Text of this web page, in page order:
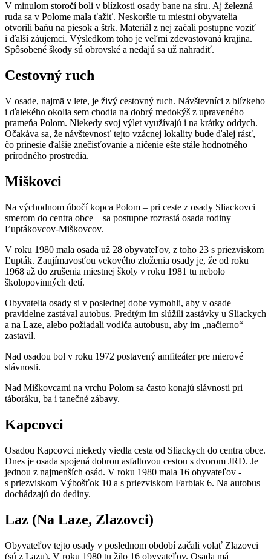
V minulom storočí boli v blízkosti osady bane na síru. Aj železná
ruda sa v Polome mala ťažiť. Neskoršie tu miestni obyvatelia
otvorili baňu na piesok a štrk. Materiál z nej začali postupne voziť
i ďalší záujemci. Výsledkom toho je veľmi zdevastovaná krajina.
Spôsobené škody sú obrovské a nedajú sa už nahradiť.
Cestovný ruch
V osade, najmä v lete, je živý cestovný ruch. Návštevníci z blízkeho
i ďalekého okolia sem chodia na dobrý medokýš z upraveného
prameňa Polom. Niekedy svoj výlet využívajú i na krátky oddych.
Očakáva sa, že návštevnosť tejto vzácnej lokality bude ďalej rásť,
čo prinesie ďalšie znečisťovanie a ničenie ešte stále hodnotného
prírodného prostredia.
Miškovci
Na východnom úbočí kopca Polom – pri ceste z osady Sliackovci
smerom do centra obce – sa postupne rozrastá osada rodiny
Ľuptákovcov-Miškovcov.
V roku 1980 mala osada už 28 obyvateľov, z toho 23 s priezviskom
Ľupták. Zaujímavosťou vekového zloženia osady je, že od roku
1968 až do zrušenia miestnej školy v roku 1981 tu nebolo
školopovinných detí.
Obyvatelia osady si v poslednej dobe vymohli, aby v osade
pravidelne zastával autobus. Predtým im slúžili zastávky u Sliackych
a na Laze, alebo požiadali vodiča autobusu, aby im „načierno“
zastavil.
Nad osadou bol v roku 1972 postavený amfiteáter pre mierové
slávnosti.
Nad Miškovcami na vrchu Polom sa často konajú slávnosti pri
táboráku, ba i tanečné zábavy.
Kapcovci
Osadou Kapcovci niekedy viedla cesta od Sliackych do centra obce.
Dnes je osada spojená dobrou asfaltovou cestou s dvorom JRD. Je
jednou z najmenších osád. V roku 1980 mala 16 obyvateľov -
s priezviskom Výbošťok 10 a s priezviskom Farbiak 6. Na autobus
dochádzajú do dediny.
Laz (Na Laze, Zlazovci)
Obyvateľov tejto osady v poslednom období začali volať Zlazovci
(sú z Lazu). V roku 1980 tu žilo 16 obyvateľov. Osada má